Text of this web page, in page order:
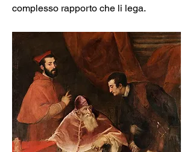
complesso rapporto che li lega.